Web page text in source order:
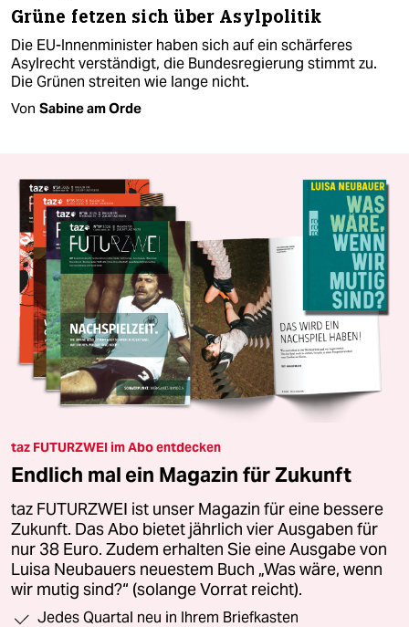
Grüne fetzen sich über Asylpolitik
Die EU-Innenminister haben sich auf ein schärferes
Asylrecht verständigt, die Bundesregierung stimmt zu.
Die Grünen streiten wie lange nicht.
Von Sabine am Orde
taz FUTURZWEI im Abo entdecken
Endlich mal ein Magazin für Zukunft
taz FUTURZWEI ist unser Magazin für eine bessere
Zukunft. Das Abo bietet jährlich vier Ausgaben für
nur 38 Euro. Zudem erhalten Sie eine Ausgabe von
Luisa Neubauers neuestem Buch „Was wäre, wenn
wir mutig sind?“ (solange Vorrat reicht).
Jedes Quartal neu in Ihrem Briefkasten